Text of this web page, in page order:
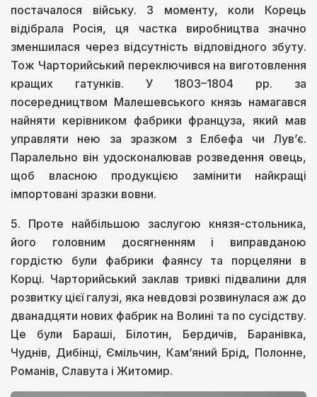
постачалося війську. З моменту, коли Корець
відібрала Росія, ця частка виробництва значно
зменшилася через відсутність відповідного збуту.
Тож Чарторийський переключився на виготовлення
кращих гатунків. У 1803–1804 рр. за
посередництвом Малешевського князь намагався
найняти керівником фабрики француза, який мав
управляти нею за зразком з Елбефа чи Лув’є.
Паралельно він удосконалював розведення овець,
щоб власною продукцією замінити найкращі
імпортовані зразки вовни.
5. Проте найбільшою заслугою князя-стольника,
його головним досягненням і виправданою
гордістю були фабрики фаянсу та порцеляни в
Корці. Чарторийський заклав тривкі підвалини для
розвитку цієї галузі, яка невдовзі розвинулася аж до
дванадцяти нових фабрик на Волині та по сусідству.
Це були Бараші, Білотин, Бердичів, Баранівка,
Чуднів, Дибінці, Ємільчин, Кам’яний Брід, Полонне,
Романів, Славута і Житомир.